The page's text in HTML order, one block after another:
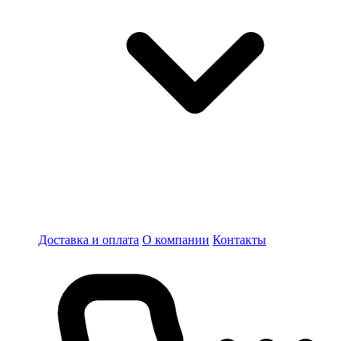
Доставка и оплата О компании Контакты